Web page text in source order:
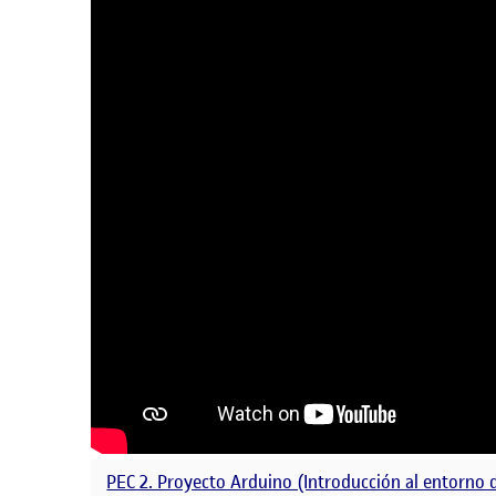
PEC 2. Proyecto Arduino (Introducción al entorno